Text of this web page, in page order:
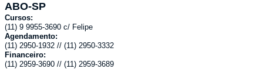
ABO-SP
Cursos:
(11) 9 9955-3690 c/ Felipe
Agendamento:
(11) 2950-1932 // (11) 2950-3332
Financeiro:
(11) 2959-3690 // (11) 2959-3689